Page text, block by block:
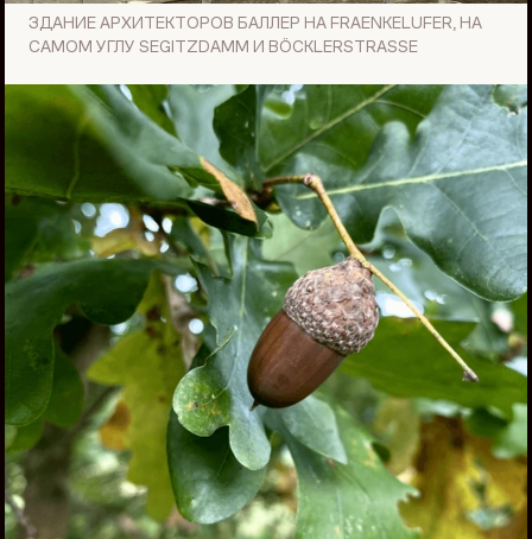
ЗДАНИЕ АРХИТЕКТОРОВ БАЛЛЕР НА FRAENKELUFER, НА
САМОМ УГЛУ SEGITZDAMM И BÖСKLERSTRASSE